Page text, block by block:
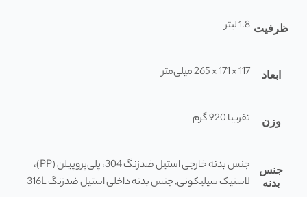
ظرفیت 1.8 لیتر
ابعاد 117 × 171 × 265 میلی‌متر
وزن تقریبا 920 گرم
جنس
بدنه
جنس بدنه خارجی استیل ضدزنگ 304، پلی‌پروپیلن (PP)،
لاستیک سیلیکونی, جنس بدنه داخلی استیل ضدزنگ 316L